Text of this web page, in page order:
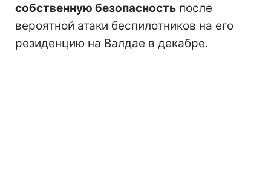
собственную безопасность после
вероятной атаки беспилотников на его
резиденцию на Валдае в декабре.